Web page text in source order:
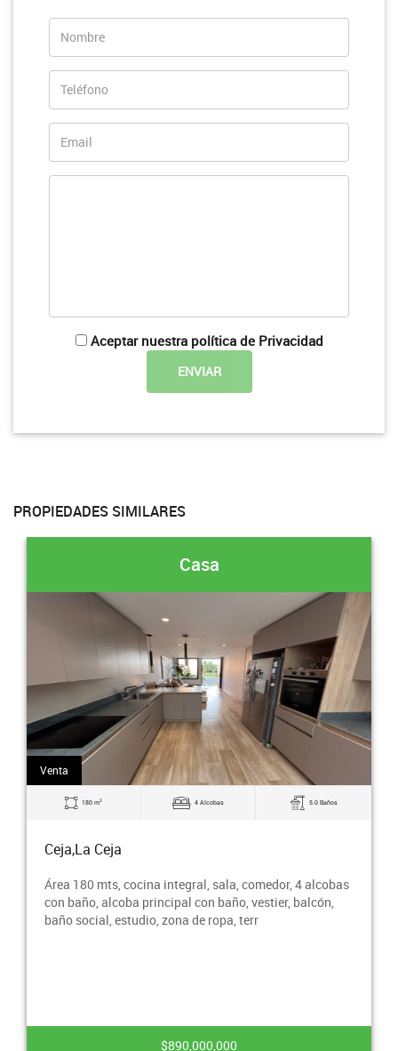
Aceptar nuestra política de Privacidad
PROPIEDADES SIMILARES
Casa
Venta
180 m2 4 Alcobas 5.0 Baños
Ceja,La Ceja
Área 180 mts, cocina integral, sala, comedor, 4 alcobas
con baño, alcoba principal con baño, vestier, balcón,
baño social, estudio, zona de ropa, terr
$890,000,000